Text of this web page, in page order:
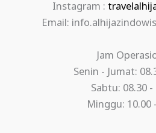
Instagram :
Email:
Jam
Senin - Jumat:
Sabtu: 08.30 -
Minggu: 10.00